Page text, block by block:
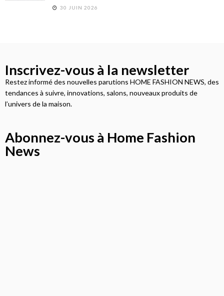
30 JUIN 2026
Inscrivez-vous à la newsletter
Restez informé des nouvelles parutions HOME FASHION NEWS, des
tendances à suivre, innovations, salons, nouveaux produits de
l’univers de la maison.
Abonnez-vous à Home Fashion
News